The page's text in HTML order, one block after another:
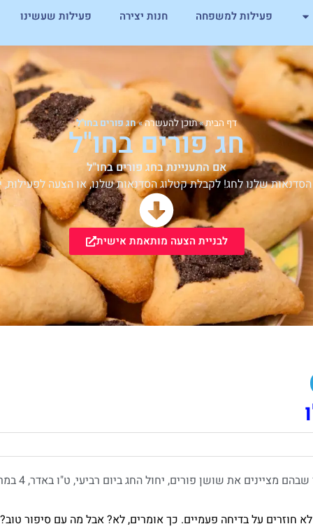
פעילות למשפחה חנות יצירה פעילות שעשינו
מציינים את שושן פורים, יחול החג ביום רביעי, ט"ו באדר, 4 במרץ.
חוזרים על בדיחה פעמיים. כך אומרים, לא? אבל מה עם סיפור
סיפור עתיק מתקופת הזמן שבין בית המקדש הראשון לבין בית
מדברים על חג הפורים.
אסתר בלילה וביום. מצווה זו היא בנוסף למצוות נוספות
מהכחדה המונית כעם שלם. כנראה שכבר אין כזה שלא מכיר
בכל מקום שבו היהודים הגיעו. חג זה הוא ממש עתיק מצד
שלכם.
כל כך בחירה בעניין. המנהג במרוקו הוא לכל בן שנולד בפורים